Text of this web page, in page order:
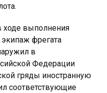
ходе выполнения
фрегата
в
Федерации
гряды иностранную
соответствующие